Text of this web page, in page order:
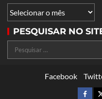
PESQUISAR NO
Facebook